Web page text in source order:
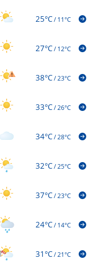
25°C/11°C
27°C/12°C
38°C/23°C
33°C/26°C
34°C/28°C
32°C/25°C
37°C/23°C
24°C/14°C
31°C/21°C